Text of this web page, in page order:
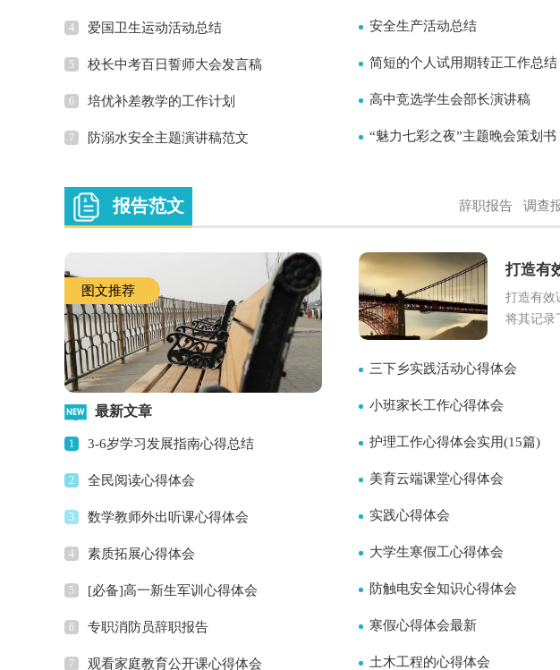
4 爱国卫生运动活动总结
5 校长中考百日誓师大会发言稿
6 培优补差教学的工作计划
7 防溺水安全主题演讲稿范文
安全生产活动总结
简短的个人试用期转正工作总结
高中竞选学生会部长演讲稿
“魅力七彩之夜”主题晚会策划书
报告范文 调查
辞职报告
图文推荐
最新文章
1 3-6岁学习发展指南心得总结
2 全民阅读心得体会
3 数学教师外出听课心得体会
4 素质拓展心得体会
5 [必备]高一新生军训心得体会
6 专职消防员辞职报告
7 观看家庭教育公开课心得体会
打造有
打造有效
将其记录
三下乡实践活动心得体会
小班家长工作心得体会
护理工作心得体会实用(15篇)
美育云端课堂心得体会
实践心得体会
大学生寒假工心得体会
防触电安全知识心得体会
寒假心得体会最新
土木工程的心得体会